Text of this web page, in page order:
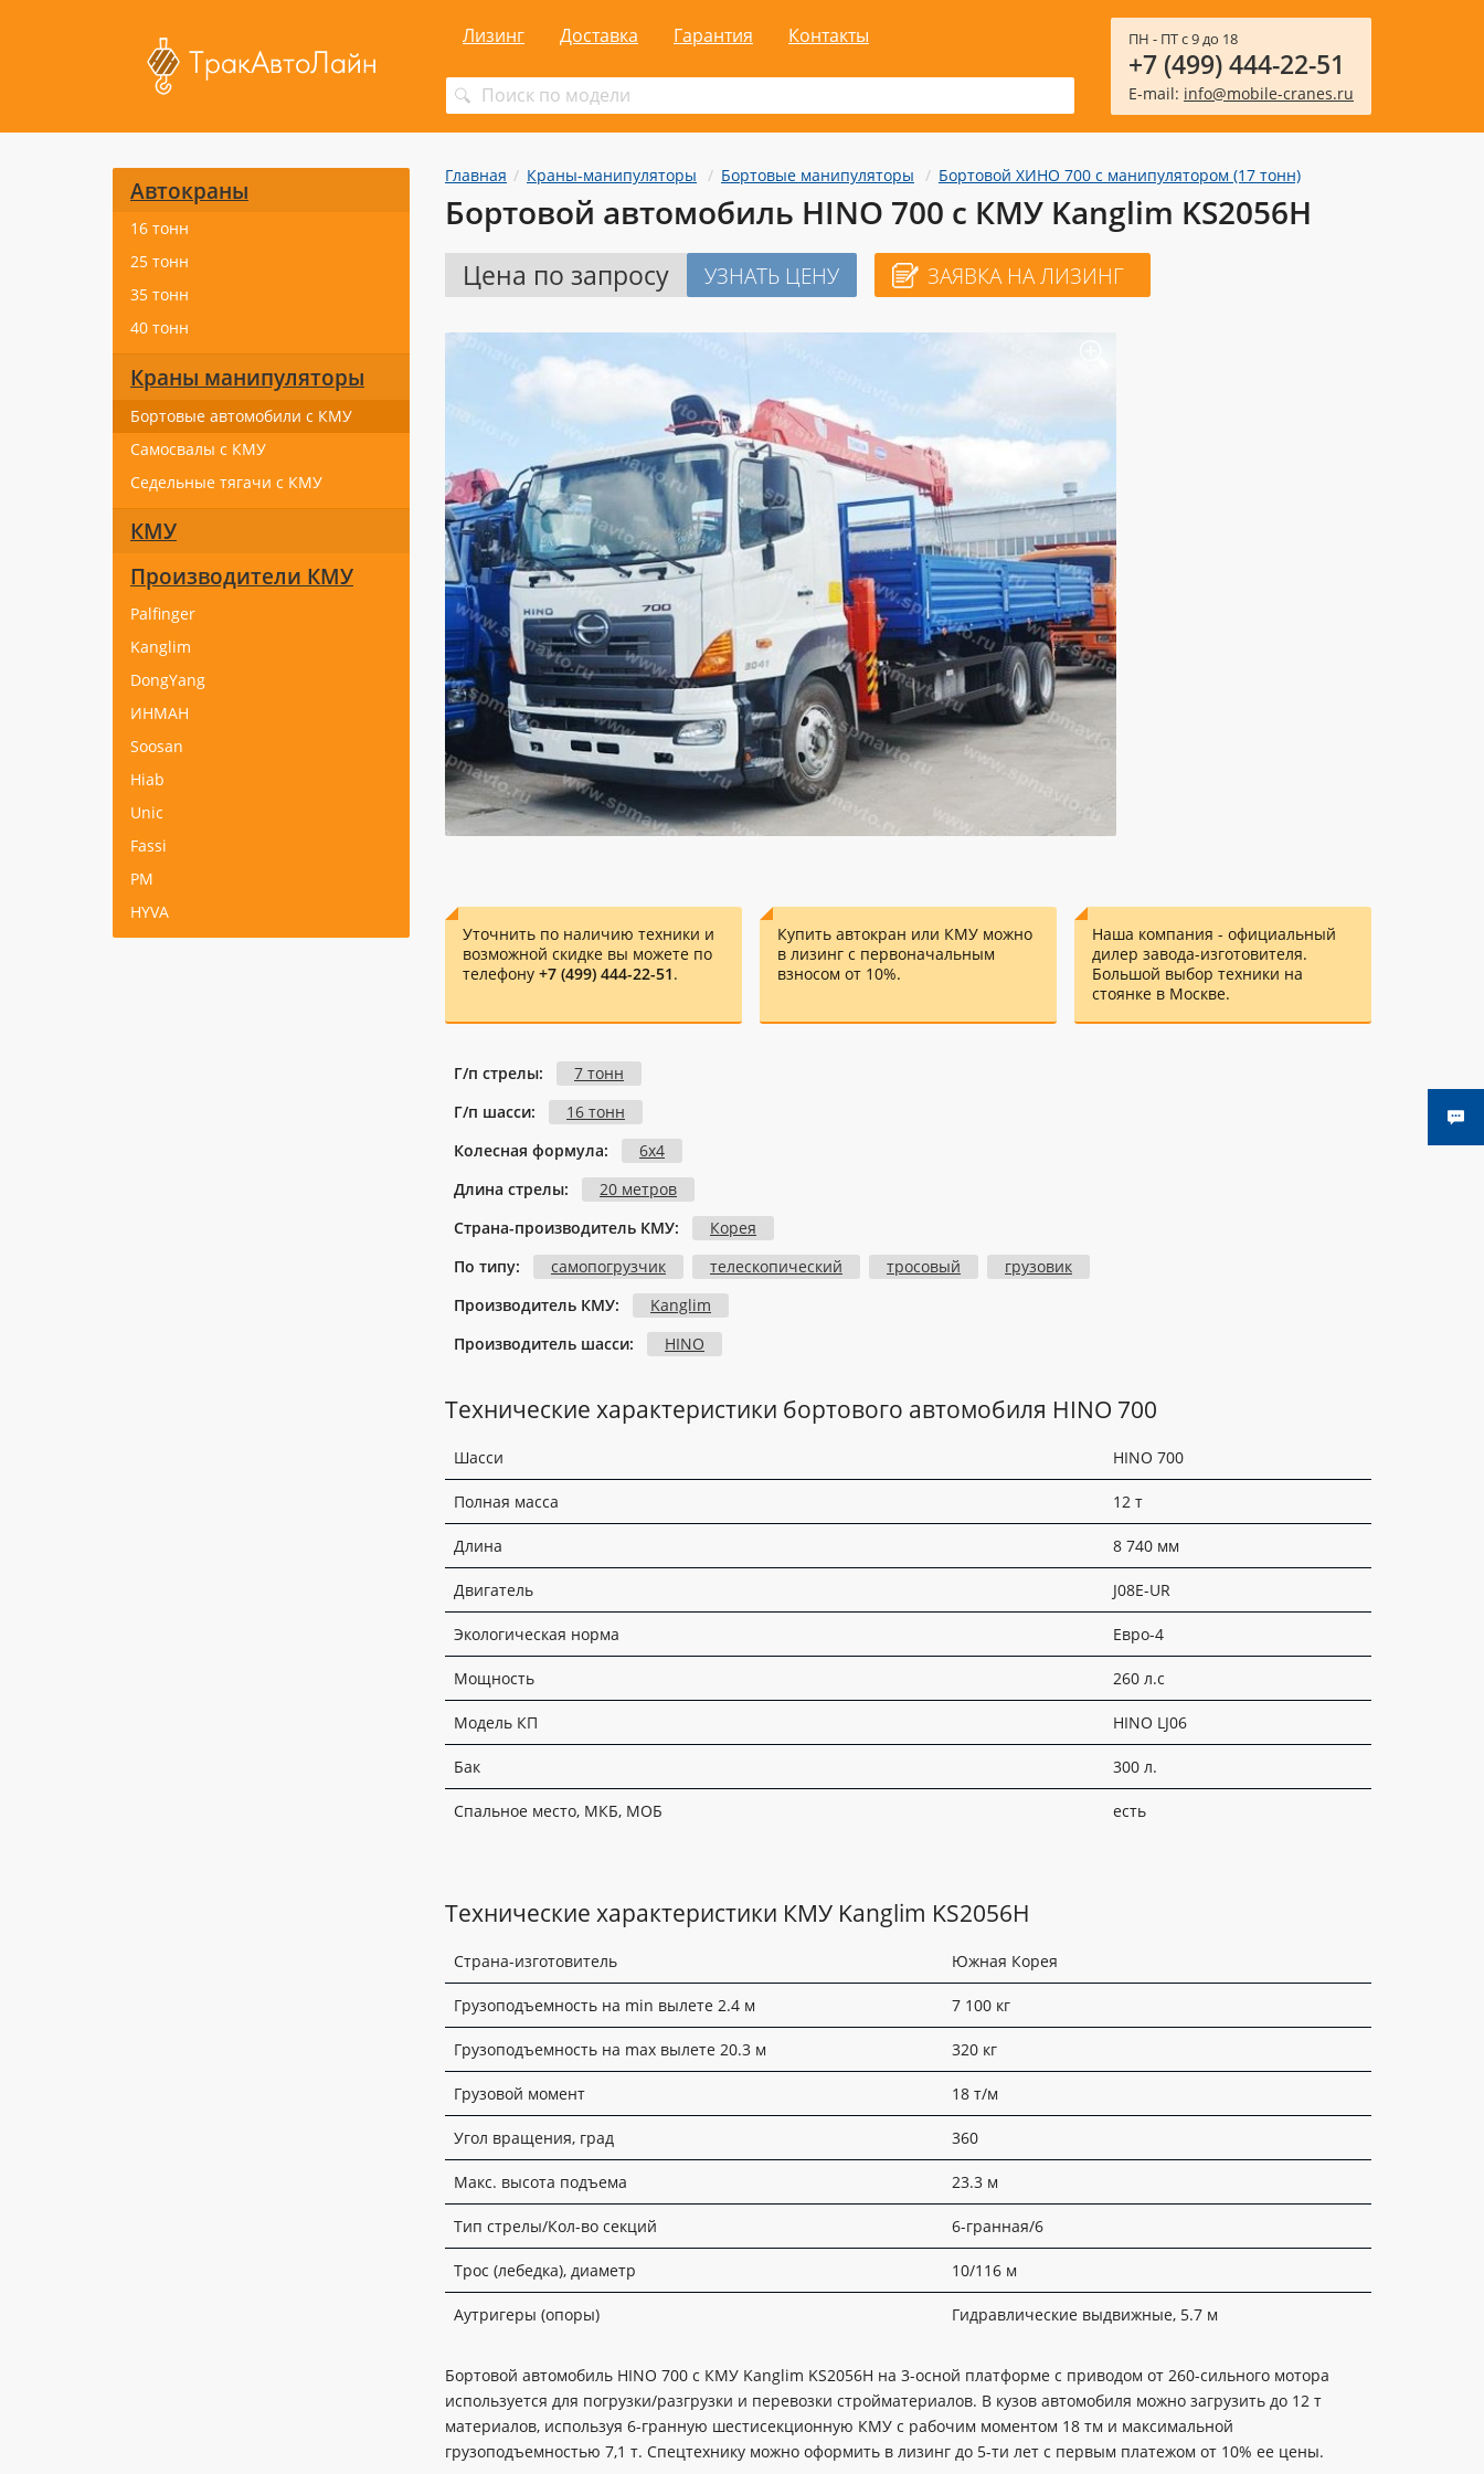
ПН - ПТ с 9 до 18
+7 (499) 444-22-51
E-mail: info@mobile-cranes.ru
Лизинг Доставка Гарантия Контакты
Автокраны
16 тонн
25 тонн
35 тонн
40 тонн
Краны манипуляторы
Бортовые автомобили с КМУ
Самосвалы с КМУ
Седельные тягачи с КМУ
КМУ
Производители КМУ
Palfinger
Kanglim
DongYang
ИНМАН
Soosan
Hiab
Unic
Fassi
PM
HYVA
Главная Краны-манипуляторы Бортовые манипуляторы Бортовой ХИНО 700 с манипулятором (17 тонн)
Бортовой автомобиль HINO 700 с КМУ Kanglim KS2056H
Цена по запросу УЗНАТЬ ЦЕНУ ЗАЯВКА НА ЛИЗИНГ
Уточнить по наличию техники и
возможной скидке вы можете по
телефону +7 (499) 444-22-51.
Купить автокран или КМУ можно
в лизинг с первоначальным
взносом от 10%.
Наша компания - официальный
дилер завода-изготовителя.
Большой выбор техники на
стоянке в Москве.
Г/п стрелы:
7 тонн
Г/п шасси:
16 тонн
Колесная формула:
6х4
Длина стрелы:
20 метров
Страна-производитель КМУ:
Корея
По типу:
самопогрузчик телескопический тросовый
грузовик
Производитель КМУ:
Kanglim
Производитель шасси:
HINO
Технические характеристики бортового автомобиля HINO 700
Шасси HINO 700
Полная масса 12 т
Длина 8 740 мм
Двигатель J08E-UR
Экологическая норма Евро-4
Мощность 260 л.с
Модель КП HINO LJ06
Бак 300 л.
Спальное место, МКБ, МОБ есть
Технические характеристики КМУ Kanglim KS2056H
Страна-изготовитель Южная Корея
Грузоподъемность на min вылете 2.4 м 7 100 кг
Грузоподъемность на max вылете 20.3 м 320 кг
Грузовой момент 18 т/м
Угол вращения, град 360
Макс. высота подъема 23.3 м
Тип стрелы/Кол-во секций 6-гранная/6
Трос (лебедка), диаметр 10/116 м
Аутригеры (опоры) Гидравлические выдвижные, 5.7 м
Бортовой автомобиль HINO 700 с КМУ Kanglim KS2056H на 3-осной платформе с приводом от 260-сильного мотора
используется для погрузки/разгрузки и перевозки стройматериалов. В кузов автомобиля можно загрузить до 12 т
материалов, используя 6-гранную шестисекционную КМУ с рабочим моментом 18 тм и максимальной
грузоподъемностью 7,1 т. Спецтехнику можно оформить в лизинг до 5-ти лет с первым платежом от 10% ее цены.